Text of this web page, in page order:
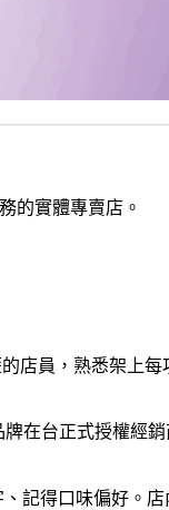
的實體專賣店。
店員，熟悉架上每
在台正式授權經
記得口味偏好。